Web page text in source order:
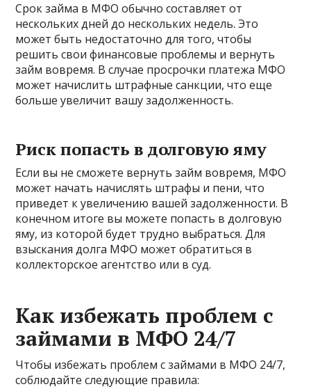
Срок займа в МФО обычно составляет от
нескольких дней до нескольких недель. Это
может быть недостаточно для того, чтобы
решить свои финансовые проблемы и вернуть
займ вовремя. В случае просрочки платежа МФО
может начислить штрафные санкции, что еще
больше увеличит вашу задолженность.
Риск попасть в долговую яму
Если вы не сможете вернуть займ вовремя, МФО
может начать начислять штрафы и пени, что
приведет к увеличению вашей задолженности. В
конечном итоге вы можете попасть в долговую
яму, из которой будет трудно выбраться. Для
взыскания долга МФО может обратиться в
коллекторское агентство или в суд.
Как избежать проблем с
займами в МФО 24/7
Чтобы избежать проблем с займами в МФО 24/7,
соблюдайте следующие правила: